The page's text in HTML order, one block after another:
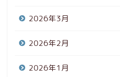
2026年3月
2026年2月
2026年1月